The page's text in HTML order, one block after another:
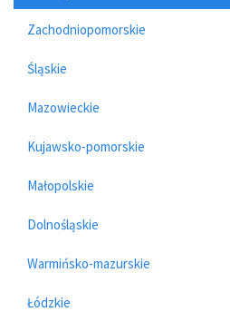
Zachodniopomorskie
Śląskie
Mazowieckie
Kujawsko-pomorskie
Małopolskie
Dolnośląskie
Warmińsko-mazurskie
Łódzkie